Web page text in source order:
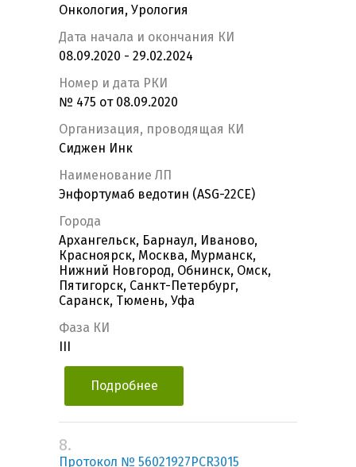
Онкология, Урология
Дата начала и окончания КИ
08.09.2020 - 29.02.2024
Номер и дата РКИ
№ 475 от 08.09.2020
Организация, проводящая КИ
Сиджен Инк
Наименование ЛП
Энфортумаб ведотин (ASG-22CE)
Города
Архангельск, Барнаул, Иваново,
Красноярск, Москва, Мурманск,
Нижний Новгород, Обнинск, Омск,
Пятигорск, Санкт-Петербург,
Саранск, Тюмень, Уфа
Фаза КИ
Подробнее
8.
Протокол № 56021927PCR3015